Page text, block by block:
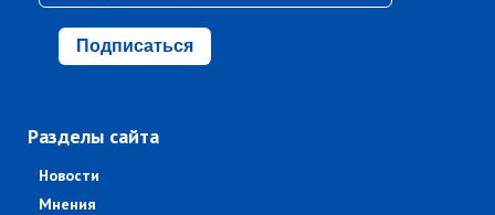
Подписаться
Разделы сайта
Новости
Мнения